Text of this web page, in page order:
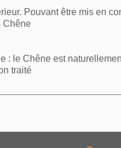
Pouvant être mis en
Chêne
: le Chêne est
traité